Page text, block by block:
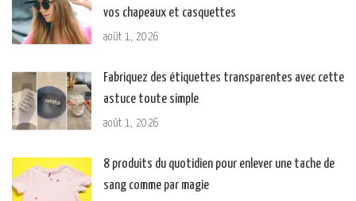
vos chapeaux et casquettes
août 1, 2026
Fabriquez des étiquettes transparentes avec cette
astuce toute simple
août 1, 2026
8 produits du quotidien pour enlever une tache de
sang comme par magie